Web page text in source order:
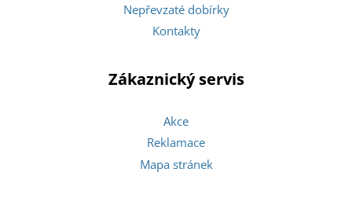
Nepřevzaté dobírky
Kontakty
Zákaznický servis
Akce
Reklamace
Mapa stránek